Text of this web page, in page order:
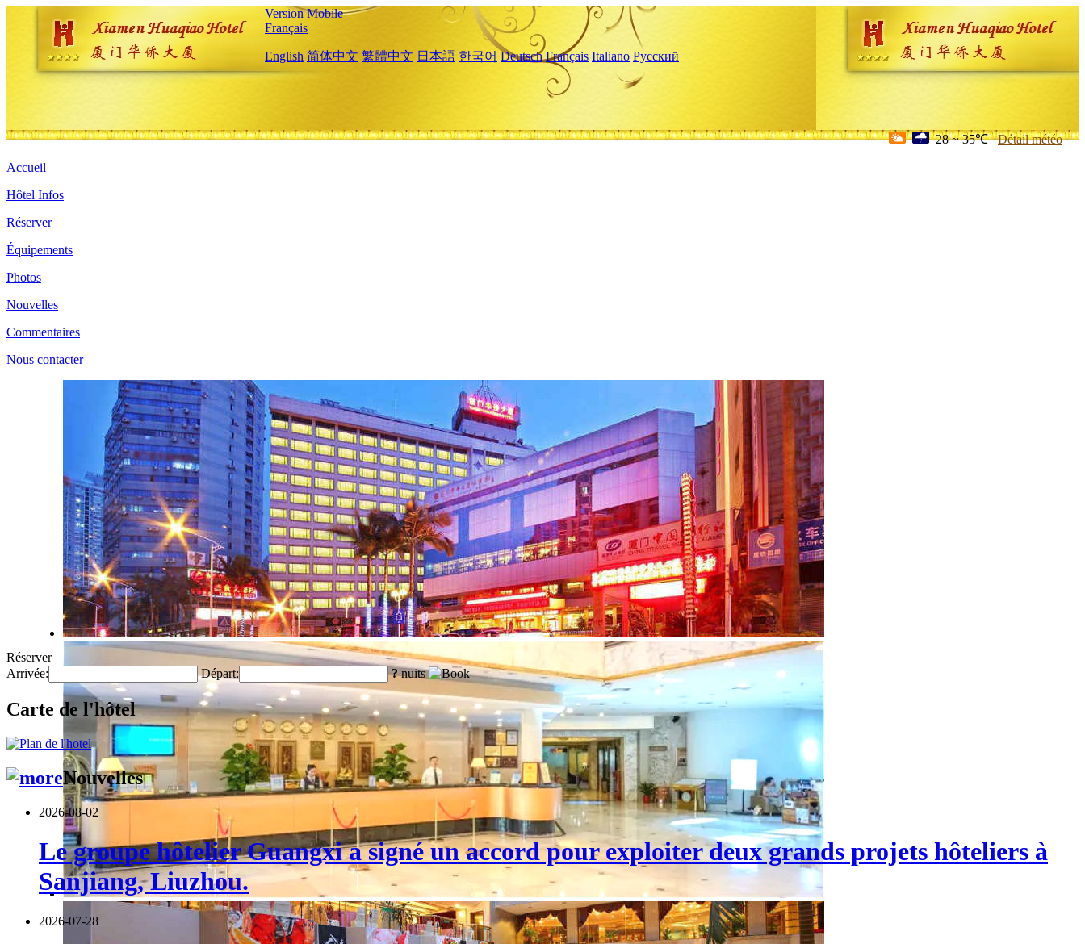
Version Mobile
Français
English 简体中文 繁體中文 日本語 한국어 Deutsch Français Italiano Русский
28 ~ 35℃ Détail météo
Accueil
Hôtel Infos
Réserver
Équipements
Photos
Nouvelles
Commentaires
Nous contacter
Réserver
Arrivée:
Départ: ?nuits
Carte de l'hôtel
Nouvelles
2026-08-02
Le groupe hôtelier Guangxi a signé un accord pour exploiter deux grands projets hôteliers à
Sanjiang, Liuzhou.
2026-07-28